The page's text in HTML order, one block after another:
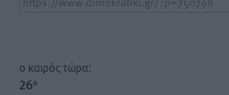
o καιρός τώρα:
26°